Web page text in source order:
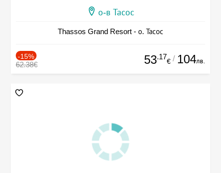
о-в Тасос
Thassos Grand Resort - о. Тасос
-15%
62.38€ 53.17
€ / 104лв.